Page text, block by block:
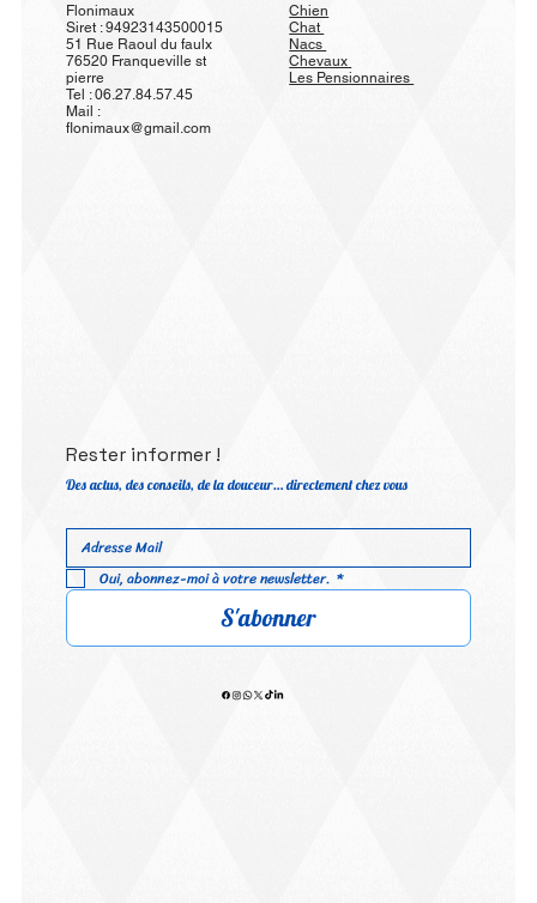
Flonimaux
Siret : 94923143500015
51 Rue Raoul du faulx
76520 Franqueville st
pierre
Tel : 06.27.84.57.45
Mail :
flonimaux@gmail.com
Chien
Chat
Nacs
Chevaux
Les Pensionnaires
Rester informer !
Des actus, des conseils, de la douceur… directement chez vous
Oui, abonnez-moi à votre newsletter. *
S'abonner